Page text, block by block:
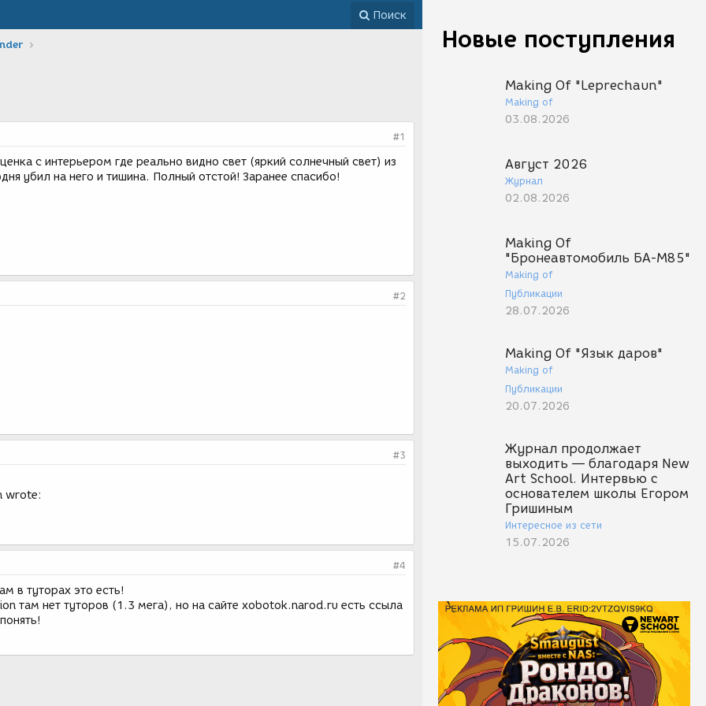
Новые поступления
Making Of "Leprechaun"
Making of
03.08.2026
Август 2026
Журнал
02.08.2026
Making Of
"Бронеавтомобиль БА-М85"
Making of
Публикации
28.07.2026
Making Of "Язык даров"
Making of
Публикации
20.07.2026
Журнал продолжает
выходить — благодаря New
Art School. Интервью с
основателем школы Егором
Гришиным
Интересное из сети
15.07.2026
Поиск
#1
с интерьером где реально видно свет (яркий солнечный свет) из
убил на него и тишина. Полный отстой! Заранее спасибо!
#2
#3
wrote:
#4
в туторах это есть!
там нет туторов (1.3 мега), но на сайте xobotok.narod.ru есть ссыла